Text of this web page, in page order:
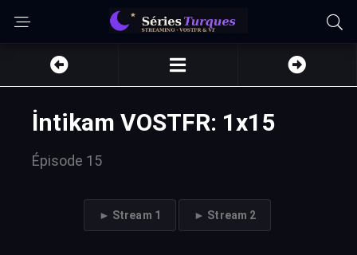
İntikam VOSTFR: 1x15
Épisode 15
► Stream 1 ► Stream 2